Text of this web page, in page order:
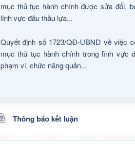
mục thủ tục hành chính được sửa đổi,
lĩnh vực đấu thầu lựa...
Quyết định số 1723/QĐ-UBND về việc
mục thủ tục hành chính trong lĩnh vực
phạm vi, chức năng quản...
Thông báo kết luận